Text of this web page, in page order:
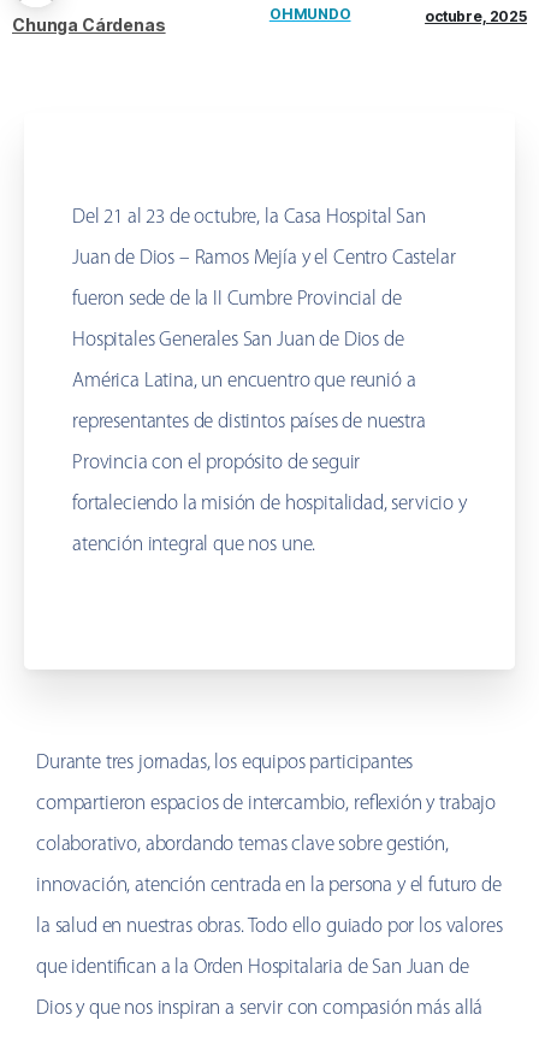
Chunga Cárdenas
OH MUNDO
octubre, 2025
Del 21 al 23 de octubre, la Casa Hospital San
Juan de Dios – Ramos Mejía y el Centro Castelar
fueron sede de la II Cumbre Provincial de
Hospitales Generales San Juan de Dios de
América Latina, un encuentro que reunió a
representantes de distintos países de nuestra
Provincia con el propósito de seguir
fortaleciendo la misión de hospitalidad, servicio y
atención integral que nos une.
Durante tres jornadas, los equipos participantes
compartieron espacios de intercambio, reflexión y trabajo
colaborativo, abordando temas clave sobre gestión,
innovación, atención centrada en la persona y el futuro de
la salud en nuestras obras. Todo ello guiado por los valores
que identifican a la Orden Hospitalaria de San Juan de
Dios y que nos inspiran a servir con compasión más allá